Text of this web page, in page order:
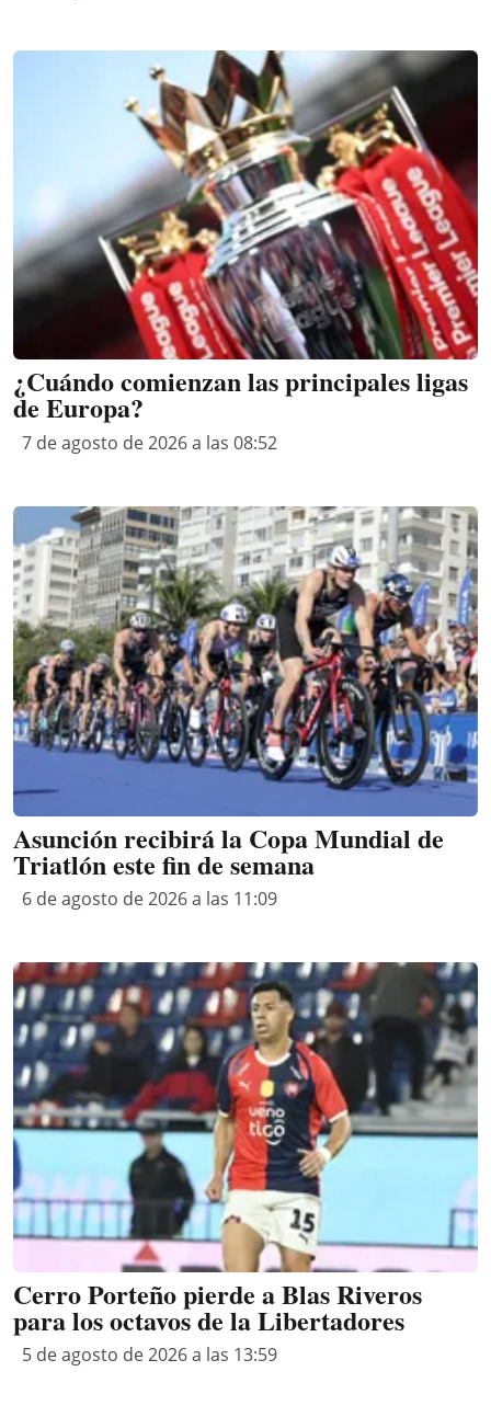
¿Cuándo comienzan las principales ligas
de Europa?
7 de agosto de 2026 a las 08:52
Asunción recibirá la Copa Mundial de
Triatlón este fin de semana
6 de agosto de 2026 a las 11:09
Cerro Porteño pierde a Blas Riveros
para los octavos de la Libertadores
5 de agosto de 2026 a las 13:59